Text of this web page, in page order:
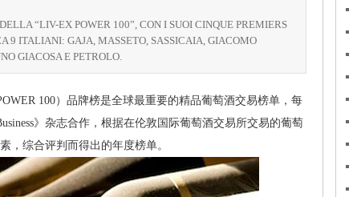
“LIV-EX POWER 100”, CON I SUOI CINQUE PREMIERS
9 ITALIANI: GAJA, MASSETO, SASSICAIA, GIACOMO
GIACOSA E PETROLO.
100）品牌榜是全球最重要的精品葡萄酒交易榜单，每
》杂志合作，根据在伦敦国际葡萄酒交易所交易的葡萄
，综合评判而得出的年度榜单。